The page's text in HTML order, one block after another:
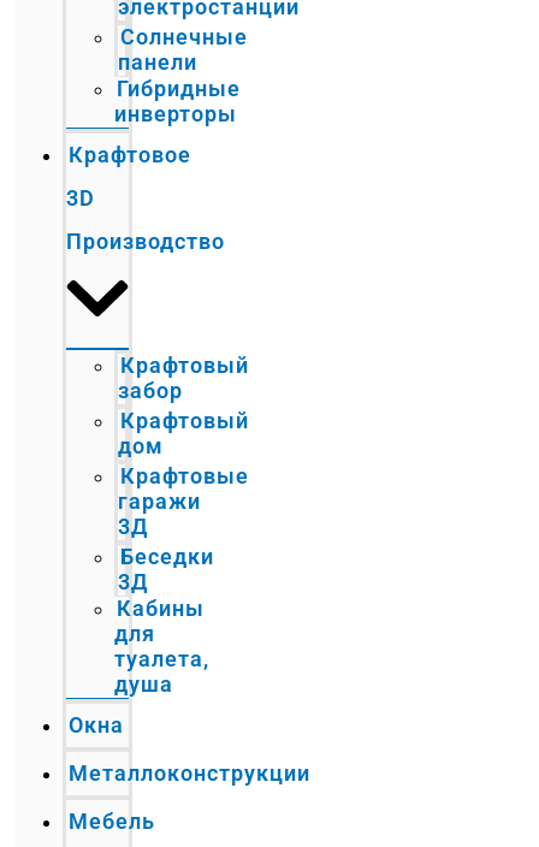
электростанции
Солнечные
панели
Гибридные
инверторы
Крафтовое
3D
Производство
Крафтовый
забор
Крафтовый
дом
Крафтовые
гаражи
3Д
Беседки
3Д
Кабины
для
туалета,
душа
Окна
Металлоконструкции
Мебель